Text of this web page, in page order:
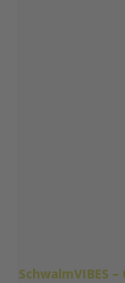
SchwalmVIBES